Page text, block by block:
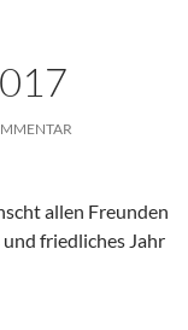
allen Freunden
friedliches Jahr